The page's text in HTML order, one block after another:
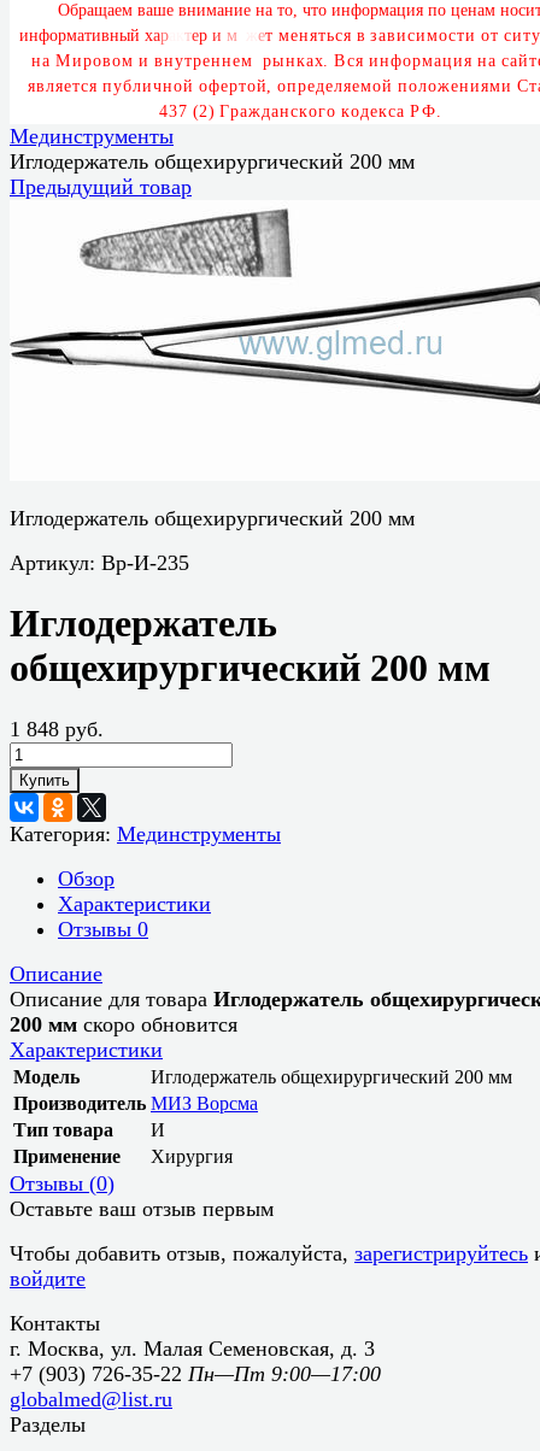
Обращаем ваше внимание на то, что информация по ценам носи
информативный хар ктер и м жет меняться в зависимости от ситу
на Мировом и внутреннем рынках. Вся информация на сайт
является публичной офертой, определяемой положениями Ст
437 (2) Гражданского кодекса РФ.
Мединструменты
Иглодержатель общехирургический 200 мм
Предыдущий товар
Иглодержатель общехирургический 200 мм
Артикул: Вр-И-235
Иглодержатель
общехирургический 200 мм
1 848 руб.
Купить
Категория: Мединструменты
Обзор
Характеристики
Отзывы 0
Описание
Описание для товара Иглодержатель
200 мм скоро обновится
Характеристики
Модель
Иглодержатель общехирургический 200 мм
Производитель МИЗ Ворсма
Тип товара
И
Применение
Хирургия
Отзывы (0)
Оставьте ваш отзыв первым
Чтобы добавить отзыв, пожалуйста, зарегистрируйтесь
войдите
Контакты
г. Москва, ул. Малая Семеновская, д. 3
+7 (903) 726-35-22 Пн—Пт 9:00—17:00
globalmed@list.ru
Разделы